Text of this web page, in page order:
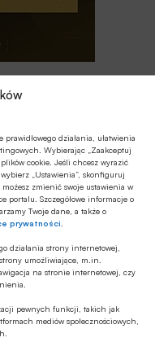
działania, ułatwienia
Wybierając „Zaakceptuj
cookie. Jeśli chcesz wyrazić
„Ustawienia”, skonfiguruj
zmienić swoje ustawienia w
portalu. Szczegółowe informacje o
Twoje dane, a także o
prywatności
działania strony internetowej,
umożliwiające, m.in.
na stronie internetowej, czy
pewnych funkcji, takich jak
mediów społecznościowych,
rynku płatności
europejskich
rozwoju
w Polsce